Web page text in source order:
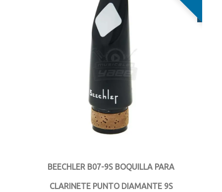
BEECHLER B07-9S BOQUILLA PARA
CLARINETE PUNTO DIAMANTE 9S